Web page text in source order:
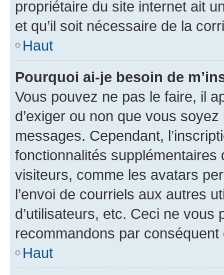
propriétaire du site internet ait
et qu’il soit nécessaire de la
Haut
Pourquoi ai-je besoin de
Vous pouvez ne pas le faire, il
d’exiger ou non que vous
messages. Cependant,
fonctionnalités
visiteurs, comme les avatars
l’envoi de courriels aux autres
d’utilisateurs, etc. Ceci ne vous
recommandons par conséquent
Haut